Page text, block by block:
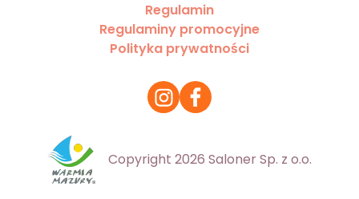
Regulamin
Regulaminy promocyjne
Polityka prywatności
Copyright 2026 Saloner Sp. z o.o.